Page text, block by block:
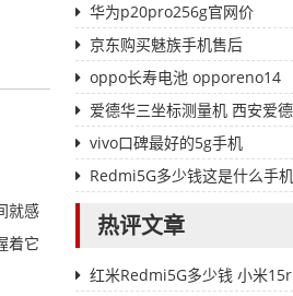
就感
着它
华为p20pro256g官网价
京东购买魅族手机售后
oppo长寿电池 opporeno14
爱德华三坐标测量机 西安爱
vivo口碑最好的5g手机
Redmi5G多少钱这是什么手机
热评文章
红米Redmi5G多少钱 小米